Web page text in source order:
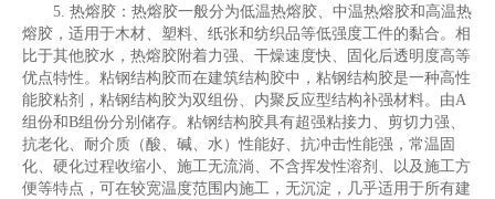
5. 热熔胶：热熔胶一般分为低温热熔胶、中温热熔胶和高温热
熔胶，适用于木材、塑料、纸张和纺织品等低强度工件的黏合。相
比于其他胶水，热熔胶附着力强、干燥速度快、固化后透明度高等
优点特性。粘钢结构胶而在建筑结构胶中，粘钢结构胶是一种高性
能胶粘剂，粘钢结构胶为双组份、内聚反应型结构补强材料。由A
组份和B组份分别储存。粘钢结构胶具有超强粘接力、剪切力强、
抗老化、耐介质（酸、碱、水）性能好、抗冲击性能强，常温固
化、硬化过程收缩小、施工无流淌、不含挥发性溶剂、以及施工方
便等特点，可在较宽温度范围内施工，无沉淀，几乎适用于所有建